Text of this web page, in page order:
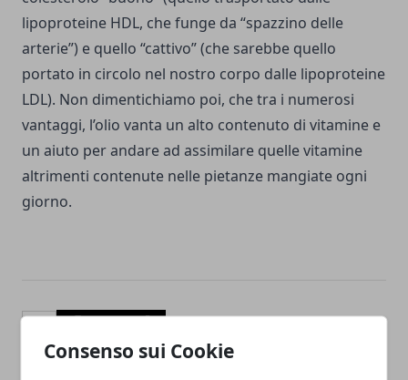
Consenso sui Cookie
lipoproteine HDL, che funge da “spazzino delle
arterie”) e quello “cattivo” (che sarebbe quello
portato in circolo nel nostro corpo dalle lipoproteine
LDL). Non dimentichiamo poi, che tra i numerosi
vantaggi, l’olio vanta un alto contenuto di vitamine e
un aiuto per andare ad assimilare quelle vitamine
altrimenti contenute nelle pietanze mangiate ogni
giorno.
Facebook
TwitterWhatsapp